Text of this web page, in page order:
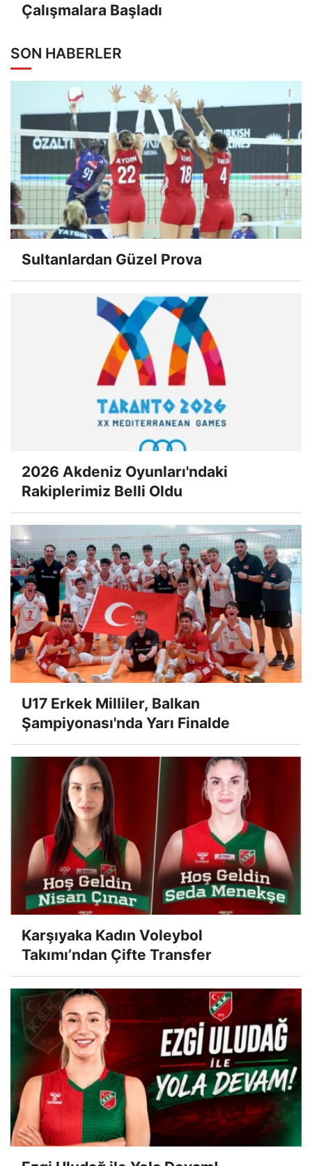
Çalışmalara Başladı
SON HABERLER
Sultanlardan Güzel Prova
2026 Akdeniz Oyunları'ndaki
Rakiplerimiz Belli Oldu
U17 Erkek Milliler, Balkan
Şampiyonası'nda Yarı Finalde
Karşıyaka Kadın Voleybol
Takımı’ndan Çifte Transfer